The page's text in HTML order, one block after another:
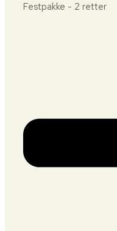
Festpakke - 2 retter